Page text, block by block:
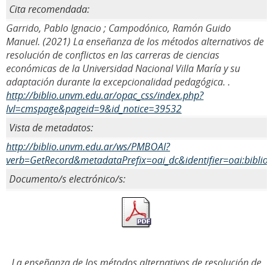
Cita recomendada:
Garrido, Pablo Ignacio ; Campodónico, Ramón Guido
Manuel. (2021) La enseñanza de los métodos alternativos de
resolución de conflictos en las carreras de ciencias
económicas de la Universidad Nacional Villa María y su
adaptación durante la excepcionalidad pedagógica. .
http://biblio.unvm.edu.ar/opac_css/index.php?
lvl=cmspage&pageid=9&id_notice=39532
Vista de metadatos:
http://biblio.unvm.edu.ar/ws/PMBOAI?
Documento/s electrónico/s: